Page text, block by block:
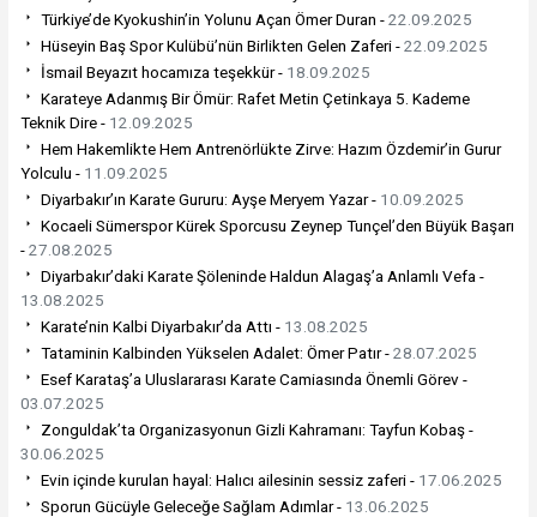
Türkiye’de Kyokushin’in Yolunu Açan Ömer Duran -22.09.2025
Hüseyin Baş Spor Kulübü’nün Birlikten Gelen Zaferi -22.09.2025
İsmail Beyazıt hocamıza teşekkür - 18.09.2025
Karateye Adanmış Bir Ömür: Rafet Metin Çetinkaya 5. Kademe
Teknik Dire - 12.09.2025
Hem Hakemlikte Hem Antrenörlükte Zirve: Hazım Özdemir’in Gurur
Yolculu - 11.09.2025
Diyarbakır’ın Karate Gururu: Ayşe Meryem Yazar - 10.09.2025
Kocaeli Sümerspor Kürek Sporcusu Zeynep Tunçel’den Büyük Başarı
-27.08.2025
Diyarbakır’daki Karate Şöleninde Haldun Alagaş’a Anlamlı Vefa -
13.08.2025
Karate’nin Kalbi Diyarbakır’da Attı - 13.08.2025
Tataminin Kalbinden Yükselen Adalet: Ömer Patır -28.07.2025
Esef Karataş’a Uluslararası Karate Camiasında Önemli Görev -
03.07.2025
Zonguldak’ta Organizasyonun Gizli Kahramanı: Tayfun Kobaş -
30.06.2025
Evin içinde kurulan hayal: Halıcı ailesinin sessiz zaferi - 17.06.2025
Sporun Gücüyle Geleceğe Sağlam Adımlar - 13.06.2025